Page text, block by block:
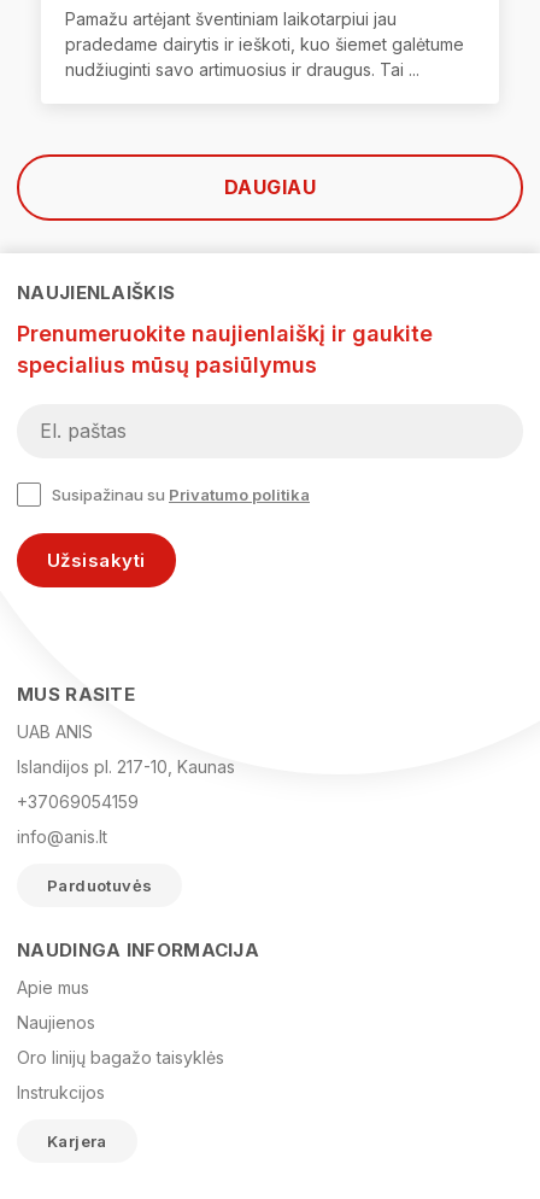
Pamažu artėjant šventiniam laikotarpiui jau
pradedame dairytis ir ieškoti, kuo šiemet galėtume
nudžiuginti savo artimuosius ir draugus. Tai ...
DAUGIAU
El. paštas
Žinutė
NAUJIENLAIŠKIS
Prenumeruokite naujienlaiškį ir gaukite
specialius mūsų pasiūlymus
Susipažinau su Privatumo politika
Užsisakyti
MUS RASITE
UAB ANIS
Islandijos pl. 217-10, Kaunas
+37069054159
info@anis.lt
Parduotuvės
NAUDINGA INFORMACIJA
Apie mus
Naujienos
Oro linijų bagažo taisyklės
Instrukcijos
Karjera